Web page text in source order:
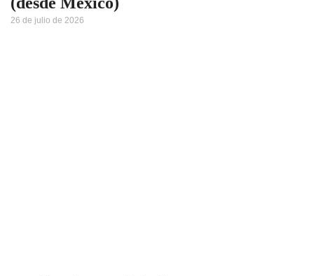
26 de julio de 2026